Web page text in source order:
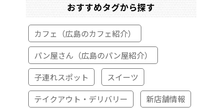
おすすめタグから探す
カフェ（広島のカフェ紹介）
パン屋さん（広島のパン屋紹介）
子連れスポット
スイーツ
テイクアウト・デリバリー
新店舗情報